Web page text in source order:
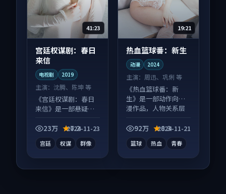
41:23
宫廷权谋剧：春日
来信
电视剧 2019
主演： 沈腾、陈坤 等
《宫廷权谋剧：春日
来信》是一部悬疑向
续发酵，适合周末一
23万 7.2
2024-11-23
宫廷 权谋 群像
19:21
热血篮球番：新生
动漫 2024
主演： 周迅、巩俐 等
《热血篮球番：新
生》是一部动作向动
漫作品，人物关系层
绪落点。
92万 8.3
2024-11-21
篮球 热血 青春